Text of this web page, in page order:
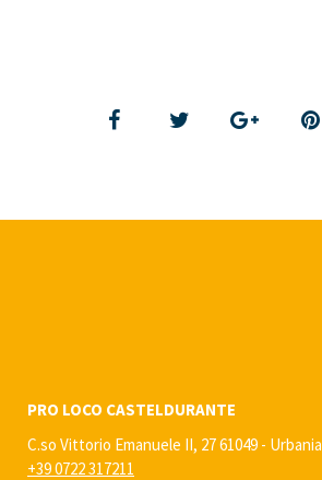
PRO LOCO CASTELDURANTE
C.so Vittorio Emanuele II, 27 61049 - Urbania
+39 0722 317211